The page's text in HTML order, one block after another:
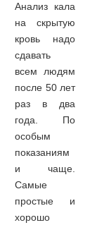
Анализ кала
на скрытую
кровь надо
сдавать
всем людям
после 50 лет
раз в два
года. По
особым
показаниям
и чаще.
Самые
простые и
хорошо